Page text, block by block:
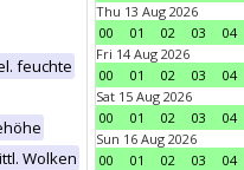
feuchte
Wolken
Thu 13 Aug 2026
00
01 02 03 04
Fri 14 Aug 2026
00
01 02 03 04
Sat 15 Aug 2026
00
01 02 03 04
Sun 16 Aug 2026
00
01 02 03 04